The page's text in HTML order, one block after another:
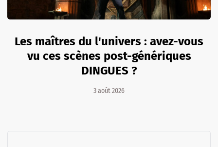
Les maîtres du l'univers : avez-vous
vu ces scènes post-génériques
DINGUES ?
3 août 2026